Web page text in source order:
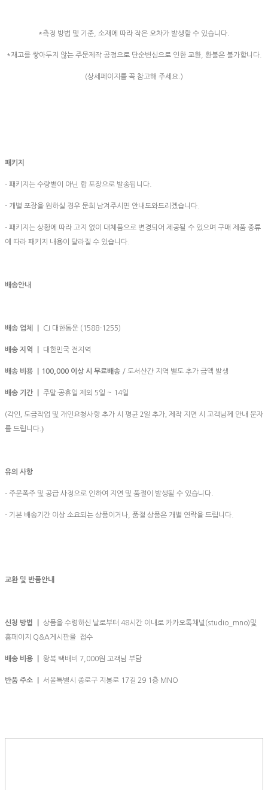
*측정 방법 및 기준, 소재에 따라 작은 오차가 발생할 수 있습니다.
*재고를 쌓아두지 않는 주문제작 공정으로 단순변심으로 인한 교환, 환불은 불가합니다.
(상세페이지를 꼭 참고해 주세요.)
패키지
- 패키지는 수량별이 아닌 합 포장으로 발송됩니다.
- 개별 포장을 원하실 경우 문희 남겨주시면 안내도와드리겠습니다.
- 패키지는 상황에 따라 고지 없이 대체품으로 변경되어 제공될 수 있으며 구매 제품 종류
에 따라 패키지 내용이 달라질 수 있습니다.
배송안내
배송 업체 ㅣ CJ 대한통운 (1588-1255)
배송 지역 ㅣ 대한민국 전지역
배송 비용 ㅣ100,000 이상 시 무료배송 / 도서산간 지역 별도 추가 금액 발생
배송 기간 ㅣ 주말·공휴일 제외 5일 ~ 14일
(각인, 도금작업 및 개인요청사항 추가 시 평균 2일 추가, 제작 지연 시 고객님께 안내 문자
를 드립니다.)
유의 사항
- 주문폭주 및 공급 사정으로 인하여 지연 및 품절이 발생될 수 있습니다.
- 기본 배송기간 이상 소요되는 상품이거나, 품절 상품은 개별 연락을 드립니다.
교환 및 반품안내
신청 방법 ㅣ 상품을 수령하신 날로부터 48시간 이내로 카카오톡채널(studio_mno)및
홈페이지 Q&A게시판을 접수
배송 비용 ㅣ 왕복 택배비 7,000원 고객님 부담
반품 주소 ㅣ 서울특별시 종로구 지봉로 17길 29 1층 MNO